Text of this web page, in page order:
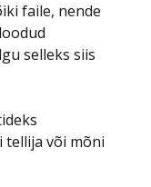
faile, nende
selleks siis
tellija või mõni